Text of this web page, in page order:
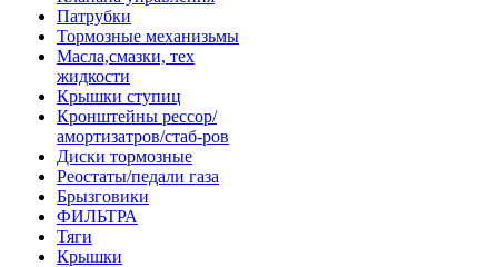
Патрубки
Тормозные механизьмы
Масла,смазки, тех
жидкости
Крышки ступиц
Кронштейны рессор/
амортизатров/стаб-ров
Диски тормозные
Реостаты/педали газа
Брызговики
ФИЛЬТРА
Тяги
Крышки